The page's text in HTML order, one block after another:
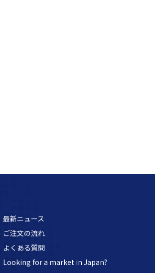
最新ニュース
ご注文の流れ
よくある質問
Looking for a market in Japan?